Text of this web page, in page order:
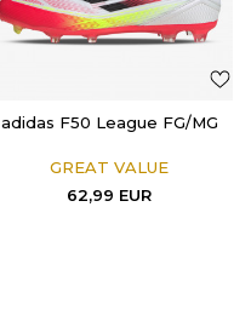
adidas F50 League FG/MG
GREAT VALUE
62,99 EUR